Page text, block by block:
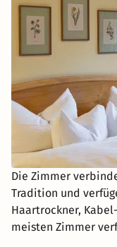
Die Zimmer
Tradition und
Haartrockner,
meisten Zimmer